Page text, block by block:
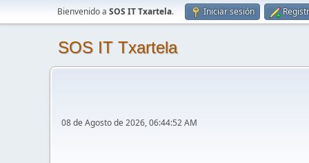
Bienvenido a SOS IT Txartela. Iniciar sesión
SOS IT Txartela
08 de Agosto de 2026, 06:44:52 AM